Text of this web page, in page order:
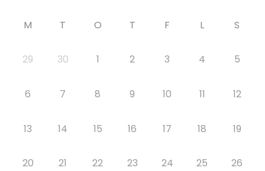
M T O T F L S
29 30 1 2 3 4 5
6 7 8 9 10 11 12
13 14 15 16 17 18 19
20 21 22 23 24 25 26